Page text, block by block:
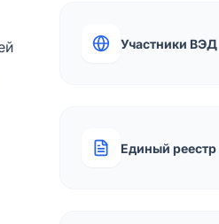
Участники ВЭД
Единый реестр